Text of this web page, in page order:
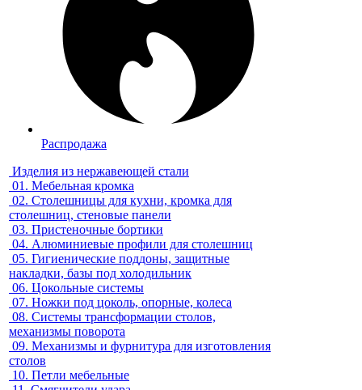
Распродажа
Изделия из нержавеющей стали
01. Мебельная кромка
02. Столешницы для кухни, кромка для
столешниц, стеновые панели
03. Пристеночные бортики
04. Алюминиевые профили для столешниц
05. Гигиенические поддоны, защитные
накладки, базы под холодильник
06. Цокольные системы
07. Ножки под цоколь, опорные, колеса
08. Системы трансформации столов,
механизмы поворота
09. Механизмы и фурнитура для изготовления
столов
10. Петли мебельные